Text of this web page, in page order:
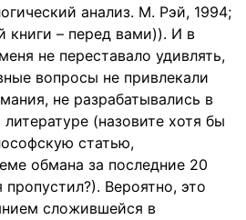
анализ. М. Рэй, 1994;
книги – перед вами)). И в
не переставало удивлять,
вопросы не привлекали
не разрабатывались в
(назовите хотя бы
статью,
обмана за последние 20
Вероятно, это
сложившейся в